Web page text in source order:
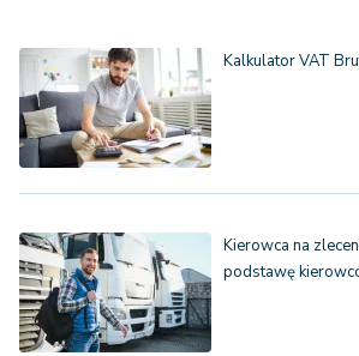
Kalkulator VAT
Kierowca na
podstawę